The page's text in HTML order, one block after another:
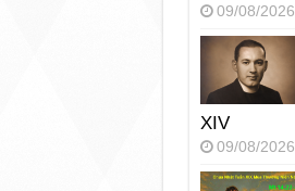
09/08/2026
XIV
09/08/2026